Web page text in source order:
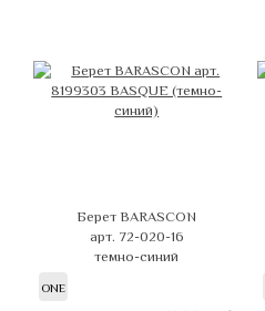
Берет BARASCON
арт. 72-020-16
темно-синий
ONE